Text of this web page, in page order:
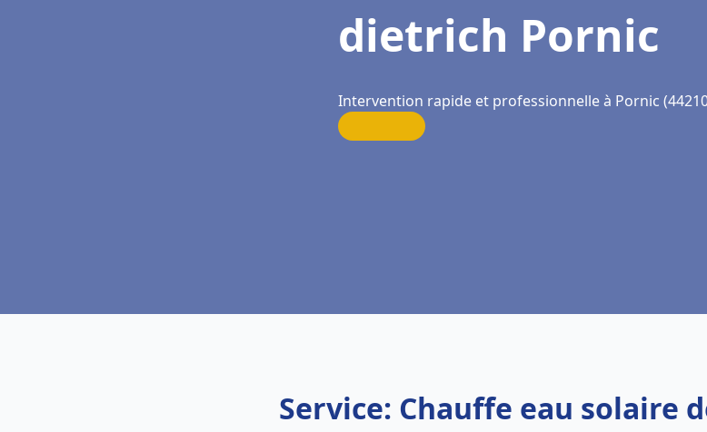
dietrich Pornic
Intervention rapide et professionnelle à Pornic
Service: Chauffe eau solaire